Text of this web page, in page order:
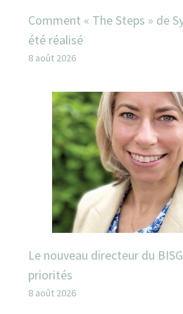
Comment « The Steps » de
été réalisé
8 août 2026
Le nouveau directeur du
priorités
8 août 2026